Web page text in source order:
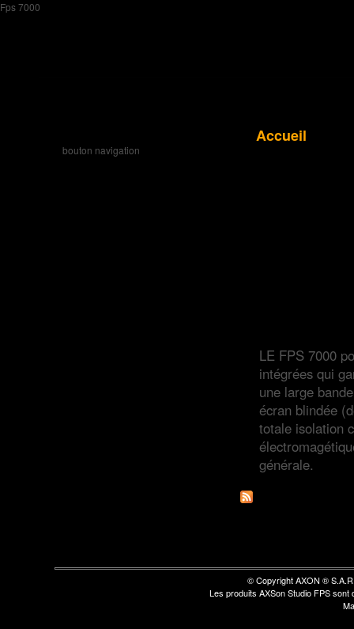
Fps 7000
bouton navigation
Accueil
LE FPS 7000
intégrées qui
une large
écran blindée
totale isolation
générale.
© Copyright AXON ®
Les produits AXSon Studio FPS